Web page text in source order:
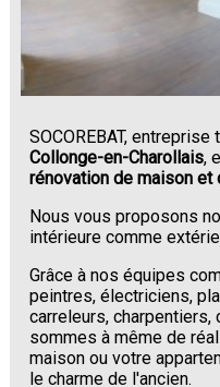
SOCOREBAT,
Collonge-en-Charollais,
rénovation de maison et
Nous vous proposons
intérieure comme
Grâce à nos équipes
peintres, électriciens,
carreleurs, charpentiers,
sommes à même de
maison ou votre
le charme de l'ancien.